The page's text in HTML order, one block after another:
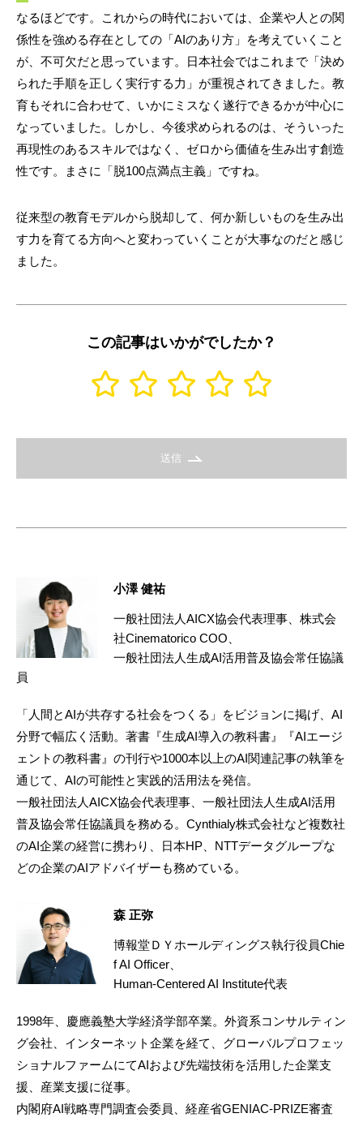
なるほどです。これからの時代においては、企業や人との関
係性を強める存在としての「AIのあり方」を考えていくこと
が、不可欠だと思っています。日本社会ではこれまで「決め
られた手順を正しく実行する力」が重視されてきました。教
育もそれに合わせて、いかにミスなく遂行できるかが中心に
なっていました。しかし、今後求められるのは、そういった
再現性のあるスキルではなく、ゼロから価値を生み出す創造
性です。まさに「脱100点満点主義」ですね。
従来型の教育モデルから脱却して、何か新しいものを生み出
す力を育てる方向へと変わっていくことが大事なのだと感じ
ました。
この記事はいかがでしたか？
送信
小澤 健祐
一般社団法人AICX協会代表理事、株式会
社Cinematorico COO、
一般社団法人生成AI活用普及協会常任協議
員
「人間とAIが共存する社会をつくる」をビジョンに掲げ、AI
分野で幅広く活動。著書『生成AI導入の教科書』『AIエージ
ェントの教科書』の刊行や1000本以上のAI関連記事の執筆を
通じて、AIの可能性と実践的活用法を発信。
一般社団法人AICX協会代表理事、一般社団法人生成AI活用
普及協会常任協議員を務める。Cynthialy株式会社など複数社
のAI企業の経営に携わり、日本HP、NTTデータグループな
どの企業のAIアドバイザーも務めている。
森 正弥
博報堂ＤＹホールディングス執行役員Chie
f AI Officer、
Human-Centered AI Institute代表
1998年、慶應義塾大学経済学部卒業。外資系コンサルティン
グ会社、インターネット企業を経て、グローバルプロフェッ
ショナルファームにてAIおよび先端技術を活用した企業支
援、産業支援に従事。
内閣府AI戦略専門調査会委員、経産省GENIAC-PRIZE審査